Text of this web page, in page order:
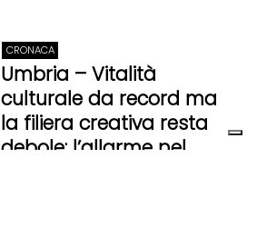
CRONACA
Umbria – Vitalità
culturale da record ma
la filiera creativa resta
debole: l’allarme nel